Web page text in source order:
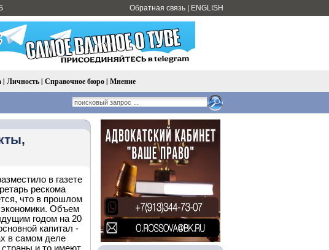
Обратная связь ENGLISH
| Личность| Справочное бюро| Мнение
в газете
рескома
что в прошлом
экономики. Объем
годом на 20
капитал -
в самом деле